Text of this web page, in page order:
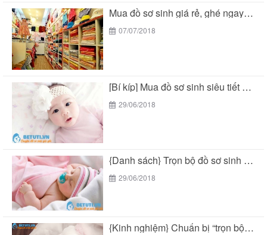
Mua đồ sơ sinh giá rẻ, ghé ngay Bé...
07/07/2018
[Bí kíp] Mua đồ sơ sinh siêu tiết kiệm...
29/06/2018
{Danh sách} Trọn bộ đồ sơ sinh mùa hè...
29/06/2018
{Kinh nghiệm} Chuẩn bị “trọn bộ đồ sơ sinh...